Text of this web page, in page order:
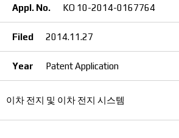
Appl. No. KO 10-2014-0167764
Filed 2014.11.27
Year Patent Application
이차 전지 및 이차 전지 시스템